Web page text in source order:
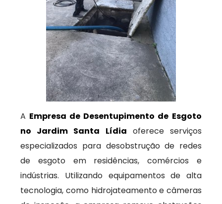
A Empresa de Desentupimento de Esgoto
no Jardim Santa Lídia oferece serviços
especializados para desobstrução de redes
de esgoto em residências, comércios e
indústrias. Utilizando equipamentos de alta
tecnologia, como hidrojateamento e câmeras